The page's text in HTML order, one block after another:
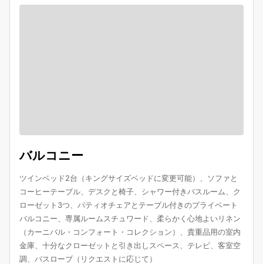
バルコニー
ツインベッド2台（キングサイズベッドに変更可能）、ソファと
コーヒーテーブル、デスクと椅子、シャワー付きバスルーム、ク
ローゼット3つ、パティオチェアとテーブル付きのプライベート
バルコニー、専属ルームスチュワード、柔らかく心地よいリネン
（カーニバル・コンフォート・コレクション）、貴重品用の室内
金庫、十分なクローゼットと引き出しスペース、テレビ、客室空
調、バスローブ（リクエストに応じて）